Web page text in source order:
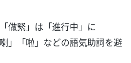
「做緊」は「進行中」に
喇」「啦」などの語気助詞を避